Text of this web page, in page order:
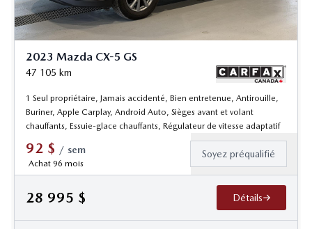
2023 Mazda CX-5 GS
47 105 km
1 Seul propriétaire, Jamais accidenté, Bien entretenue, Antirouille,
Buriner, Apple Carplay, Android Auto, Sièges avant et volant
chauffants, Essuie-glace chauffants, Régulateur de vitesse adaptatif
92 $ / sem
Achat 96 mois
Soyez préqualifié
28 995 $ Détails